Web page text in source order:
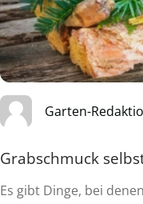
Garten-
Grabschmuck
Es gibt Dinge, bei